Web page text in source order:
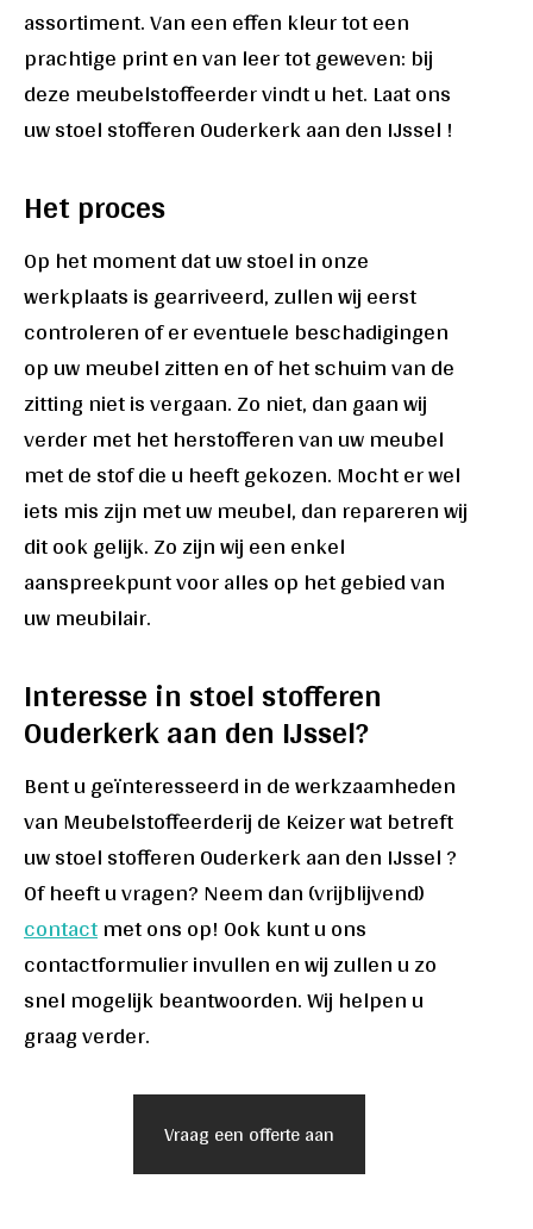
assortiment. Van een effen kleur tot een
prachtige print en van leer tot geweven: bij
deze meubelstoffeerder vindt u het. Laat ons
uw stoel stofferen Ouderkerk aan den IJssel !
Het proces
Op het moment dat uw stoel in onze
werkplaats is gearriveerd, zullen wij eerst
controleren of er eventuele beschadigingen
op uw meubel zitten en of het schuim van de
zitting niet is vergaan. Zo niet, dan gaan wij
verder met het herstofferen van uw meubel
met de stof die u heeft gekozen. Mocht er wel
iets mis zijn met uw meubel, dan repareren wij
dit ook gelijk. Zo zijn wij een enkel
aanspreekpunt voor alles op het gebied van
uw meubilair.
Interesse in stoel stofferen
Ouderkerk aan den IJssel?
Bent u geïnteresseerd in de werkzaamheden
van Meubelstoffeerderij de Keizer wat betreft
uw stoel stofferen Ouderkerk aan den IJssel ?
Of heeft u vragen? Neem dan (vrijblijvend)
contactmet ons op! Ook kunt u ons
contactformulier invullen en wij zullen u zo
snel mogelijk beantwoorden. Wij helpen u
graag verder.
Vraag een offerte aan